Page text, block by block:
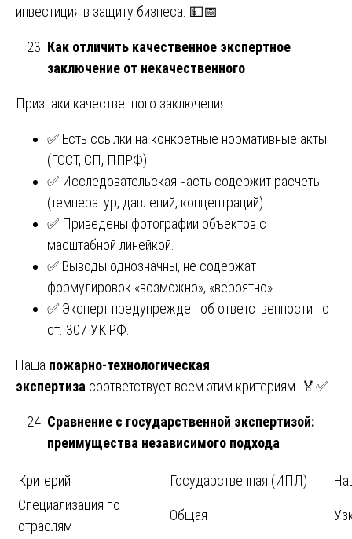
инвестиция в защиту бизнеса. 💵📅
Как отличить качественное экспертное
заключение от некачественного
Признаки качественного заключения:
✅ Есть ссылки на конкретные нормативные акты
(ГОСТ, СП, ППРФ).
✅ Исследовательская часть содержит расчеты
(температур, давлений, концентраций).
✅ Приведены фотографии объектов с
масштабной линейкой.
✅ Выводы однозначны, не содержат
формулировок «возможно», «вероятно».
✅ Эксперт предупрежден об ответственности по
ст. 307 УК РФ.
Наша пожарно-технологическая
экспертиза соответствует всем этим критериям. 🏅✅
Сравнение с государственной экспертизой:
преимущества независимого подхода
Критерий Государственная (ИПЛ)
Специализация по
отраслям
Общая